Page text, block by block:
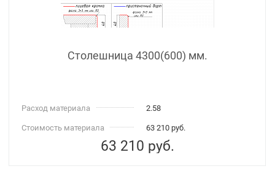
Столешница 4300(600) мм.
Расход материала 2.58
Стоимость материала 63 210 руб.
63 210 руб.